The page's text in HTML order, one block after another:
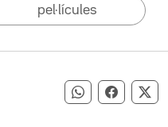
pel·lícules
Compartir